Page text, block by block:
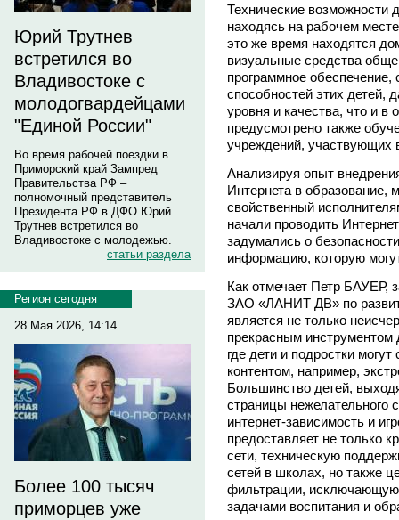
Юрий Трутнев
встретился во
Владивостоке с
молодогвардейцами
"Единой России"
Во время рабочей поездки в
Приморский край Зампред
Правительства РФ –
полномочный представитель
Президента РФ в ДФО Юрий
Трутнев встретился во
Владивостоке с молодежью.
статьи раздела
Регион сегодня
28 Мая 2026, 14:14
Более 100 тысяч
приморцев уже
Технические возможности
находясь на рабочем
это же время находятся
визуальные средства
программное
способностей этих детей,
уровня и качества, что и
предусмотрено также
учреждений, участвующих
Анализируя опыт
Интернета в образование,
свойственный
начали проводить
задумались о
информацию, которую
Как отмечает Петр БАУЕР,
ЗАО «ЛАНИТ ДВ» по
является не только
прекрасным
где дети и подростки
контентом, например,
Большинство детей,
страницы нежелательного
интернет-зависимость и
предоставляет не только
сети, техническую
сетей в школах, но также
фильтрации,
задачами воспитания и